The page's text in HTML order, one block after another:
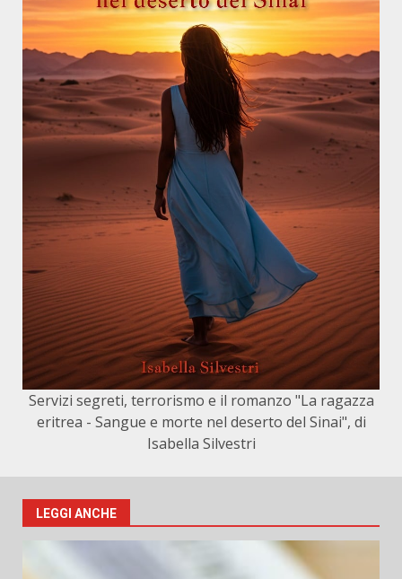
Servizi segreti, terrorismo e il romanzo "La ragazza
eritrea - Sangue e morte nel deserto del Sinai", di
Isabella Silvestri
LEGGI ANCHE